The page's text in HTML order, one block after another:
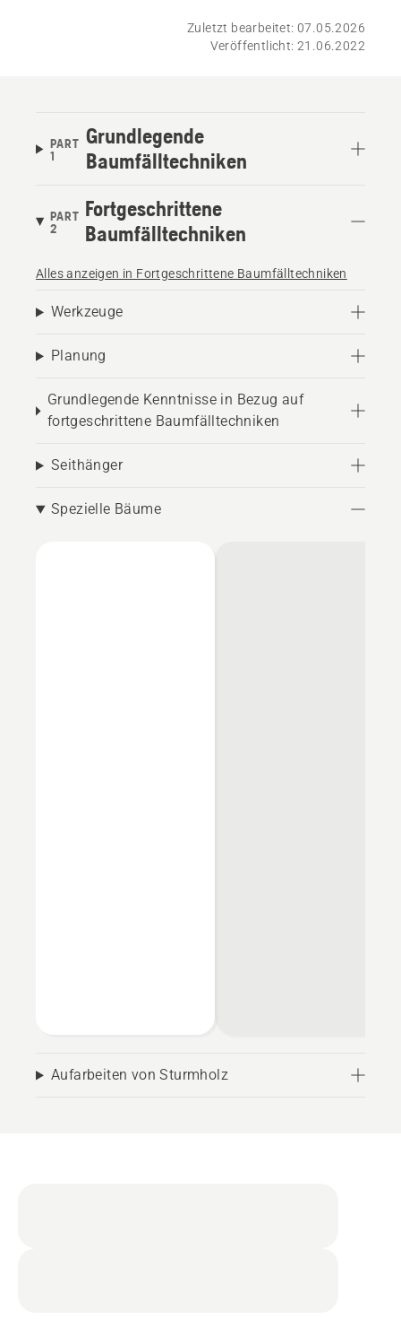
Zuletzt bearbeitet: 07.05.2026
Veröffentlicht: 21.06.2022
PART
1
Grundlegende
Baumfälltechniken
PART
2
Fortgeschrittene
Baumfälltechniken
Alles anzeigen in Fortgeschrittene Baumfälltechniken
Werkzeuge
Planung
Grundlegende Kenntnisse in Bezug auf
fortgeschrittene Baumfälltechniken
Seithänger
Spezielle Bäume
Aufarbeiten von Sturmholz